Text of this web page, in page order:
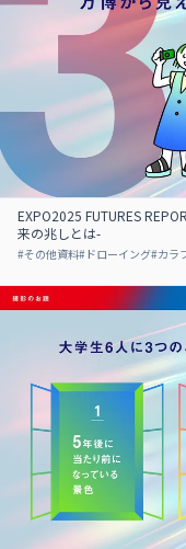
EXPO2025 FUTURES
来の兆しとは-
#その他資料#ドローイング#カラ